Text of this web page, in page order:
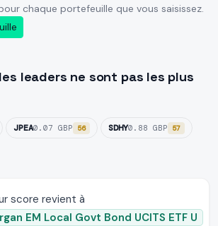
chaque portefeuille que vous saisissez.
leaders ne sont pas les plus
JPEA0.07 GBP 56 SDHY0.88 GBP 57
score revient à
EM Local Govt Bond UCITS ETF U